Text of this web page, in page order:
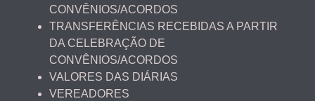
CONVÊNIOS/ACORDOS
TRANSFERÊNCIAS RECEBIDAS A PARTIR
DA CELEBRAÇÃO DE
CONVÊNIOS/ACORDOS
VALORES DAS DIÁRIAS
VEREADORES